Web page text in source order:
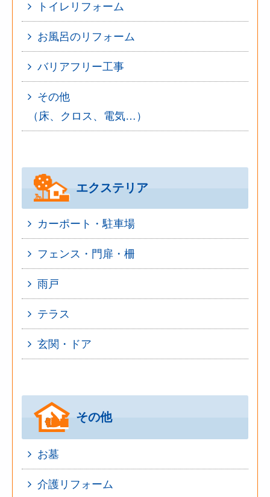
トイレリフォーム
お風呂のリフォーム
バリアフリー工事
その他
（床、クロス、電気…）
エクステリア
カーポート・駐車場
フェンス・門扉・柵
雨戸
テラス
玄関・ドア
その他
お墓
介護リフォーム